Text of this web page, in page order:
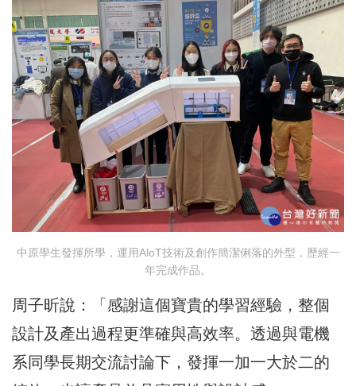
中原學生發揮所學，運用AloT技術及創作簡潔俐落的外型，歷經一
年完成作品。
周子昕說：「感謝這個寶貴的學習經驗，整個
設計及產出過程更準確與高效率。透過與電機
系同學長期交流討論下，發揮一加一大於二的